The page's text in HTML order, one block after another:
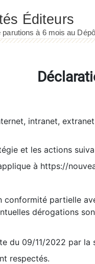
intranet,
et les actions
à https://
conformité partielle
dérogations
du 09/11/2022 par
respectés.